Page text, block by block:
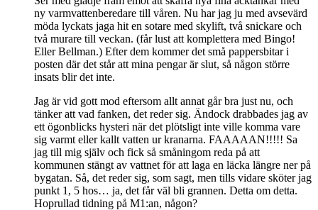
ny varmvattenberedare till våren. Nu har jag ju med avsevärd
möda lyckats jaga hit en sotare med skylift, två snickare och
två murare till veckan. (får lust att komplettera med Bingo!
Eller Bellman.) Efter dem kommer det små pappersbitar i
posten där det står att mina pengar är slut, så någon större
insats blir det inte.
Jag är vid gott mod eftersom allt annat går bra just nu, och
tänker att vad fanken, det reder sig. Ändock drabbades jag av
ett ögonblicks hysteri när det plötsligt inte ville komma vare
sig varmt eller kallt vatten ur kranarna. FAAAAAN!!!!! Sa
jag till mig själv och fick så småningom reda på att
kommunen stängt av vattnet för att laga en läcka längre ner på
bygatan. Så, det reder sig, som sagt, men tills vidare sköter jag
punkt 1, 5 hos… ja, det får väl bli grannen. Detta om detta.
Hoprullad tidning på M1:an, någon?